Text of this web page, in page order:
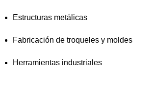
Estructuras metálicas
Fabricación de troqueles y moldes
Herramientas industriales